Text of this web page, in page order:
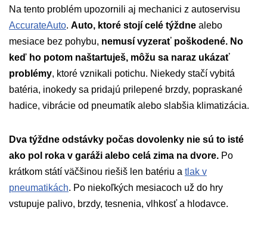
Na tento problém upozornili aj mechanici z autoservisu
AccurateAuto. Auto, ktoré stojí celé týždne alebo
mesiace bez pohybu, nemusí vyzerať poškodené. No
keď ho potom naštartuješ, môžu sa naraz ukázať
problémy, ktoré vznikali potichu. Niekedy stačí vybitá
batéria, inokedy sa pridajú prilepené brzdy, popraskané
hadice, vibrácie od pneumatík alebo slabšia klimatizácia.
Dva týždne odstávky počas dovolenky nie sú to isté
ako pol roka v garáži alebo celá zima na dvore. Po
krátkom státí väčšinou riešiš len batériu a tlak v
pneumatikách. Po niekoľkých mesiacoch už do hry
vstupuje palivo, brzdy, tesnenia, vlhkosť a hlodavce.